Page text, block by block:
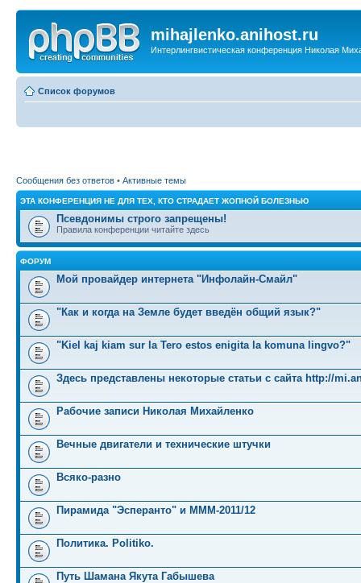
mihajlenko.anihost.ru
Интерлингвистическая конференция Николая
Список форумов
Сообщения без ответов • Активные темы
ЭТА КОНФЕРЕНЦИЯ НЕ ДЛЯ ТЕХ, КТО СТРАДАЕТ ЖОПНОЙ БОЛЕЗНЬЮ
Псевдонимы строго запрещены!
Правила конференции читайте здесь
ФОРУМ
Мой провайдер интернета "Инфолайн-Смайл"
"Как и когда на Земле будет введён общий язык?"
"Kiel kaj kiam sur la Tero estos enigita la komuna lingvo?"
Здесь представлены некоторые статьи с сайта http://
Рабочие записи Николая Михайленко
Вечные двигатели и технические штучки
Всяко-разно
Пирамида "Эсперанто" и MMM-2011/12
Политика. Politiko.
Путь Шамана Якута Габышева